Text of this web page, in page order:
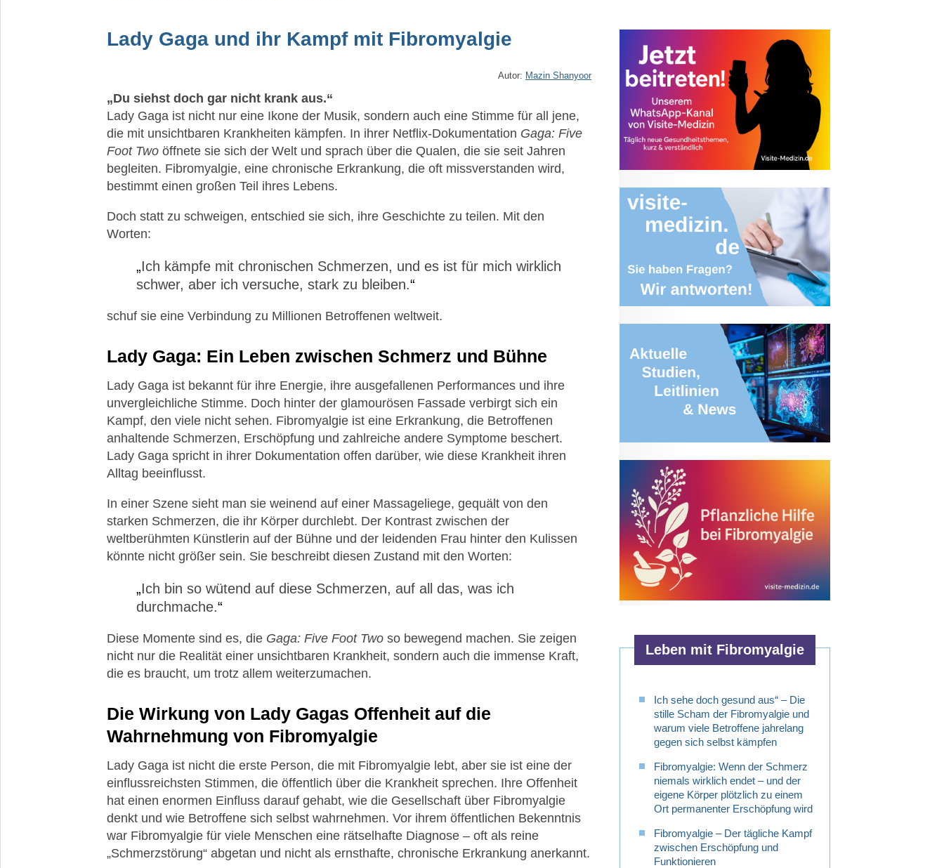
Lady Gaga und ihr Kampf mit Fibromyalgie
Autor: Mazin Shanyoor
„Du siehst doch gar nicht krank aus.“
Lady Gaga ist nicht nur eine Ikone der Musik, sondern auch eine Stimme für all jene,
die mit unsichtbaren Krankheiten kämpfen. In ihrer Netflix-Dokumentation Gaga: Five
Foot Two öffnete sie sich der Welt und sprach über die Qualen, die sie seit Jahren
begleiten. Fibromyalgie, eine chronische Erkrankung, die oft missverstanden wird,
bestimmt einen großen Teil ihres Lebens.
Doch statt zu schweigen, entschied sie sich, ihre Geschichte zu teilen. Mit den
Worten:
Ich kämpfe mit chronischen Schmerzen, und es ist für mich wirklich
schwer, aber ich versuche, stark zu bleiben.
schuf sie eine Verbindung zu Millionen Betroffenen weltweit.
Lady Gaga: Ein Leben zwischen Schmerz und Bühne
Lady Gaga ist bekannt für ihre Energie, ihre ausgefallenen Performances und ihre
unvergleichliche Stimme. Doch hinter der glamourösen Fassade verbirgt sich ein
Kampf, den viele nicht sehen. Fibromyalgie ist eine Erkrankung, die Betroffenen
anhaltende Schmerzen, Erschöpfung und zahlreiche andere Symptome beschert.
Lady Gaga spricht in ihrer Dokumentation offen darüber, wie diese Krankheit ihren
Alltag beeinflusst.
In einer Szene sieht man sie weinend auf einer Massageliege, gequält von den
starken Schmerzen, die ihr Körper durchlebt. Der Kontrast zwischen der
weltberühmten Künstlerin auf der Bühne und der leidenden Frau hinter den Kulissen
könnte nicht größer sein. Sie beschreibt diesen Zustand mit den Worten:
Ich bin so wütend auf diese Schmerzen, auf all das, was ich
durchmache.
Diese Momente sind es, die Gaga: Five Foot Two so bewegend machen. Sie zeigen
nicht nur die Realität einer unsichtbaren Krankheit, sondern auch die immense Kraft,
die es braucht, um trotz allem weiterzumachen.
Die Wirkung von Lady Gagas Offenheit auf die
Wahrnehmung von Fibromyalgie
Lady Gaga ist nicht die erste Person, die mit Fibromyalgie lebt, aber sie ist eine der
einflussreichsten Stimmen, die öffentlich über die Krankheit sprechen. Ihre Offenheit
hat einen enormen Einfluss darauf gehabt, wie die Gesellschaft über Fibromyalgie
denkt und wie Betroffene sich selbst wahrnehmen. Vor ihrem öffentlichen Bekenntnis
war Fibromyalgie für viele Menschen eine rätselhafte Diagnose – oft als reine
„Schmerzstörung“ abgetan und nicht als ernsthafte, chronische Erkrankung anerkannt.
Leben mit Fibromyalgie
Ich sehe doch gesund aus“ – Die
stille Scham der Fibromyalgie und
warum viele Betroffene jahrelang
gegen sich selbst kämpfen
Fibromyalgie: Wenn der Schmerz
niemals wirklich endet – und der
eigene Körper plötzlich zu einem
Ort permanenter Erschöpfung wird
Fibromyalgie – Der tägliche Kampf
zwischen Erschöpfung und
Funktionieren
Kopfschmerzen
Nachrichten,
Fibromyalgie
Fibromyalgie
Erschöpfung